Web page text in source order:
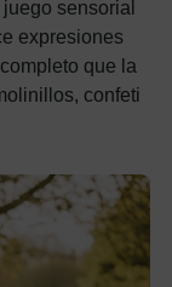
sensorial
expresiones
que la
confeti